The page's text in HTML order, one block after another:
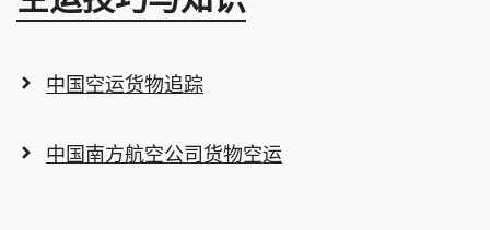
中国空运货物追踪
中国南方航空公司货物空运